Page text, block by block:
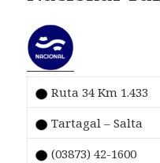
Ruta 34 Km 1.433
Tartagal – Salta
(03873) 42-1600